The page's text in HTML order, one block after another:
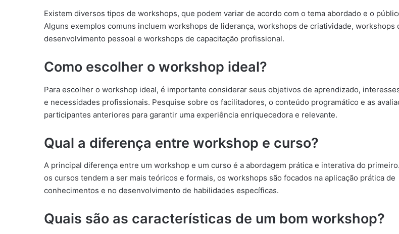
Existem diversos tipos de workshops, que podem variar de acordo com o tema abordado e o
Alguns exemplos comuns incluem workshops de liderança, workshops de criatividade, workshops
desenvolvimento pessoal e workshops de capacitação profissional.
Como escolher o workshop ideal?
Para escolher o workshop ideal, é importante considerar seus objetivos de aprendizado,
e necessidades profissionais. Pesquise sobre os facilitadores, o conteúdo programático e as
participantes anteriores para garantir uma experiência enriquecedora e relevante.
Qual a diferença entre workshop e curso?
A principal diferença entre um workshop e um curso é a abordagem prática e interativa do
os cursos tendem a ser mais teóricos e formais, os workshops são focados na aplicação prática de
conhecimentos e no desenvolvimento de habilidades específicas.
Quais são as características de um bom workshop?